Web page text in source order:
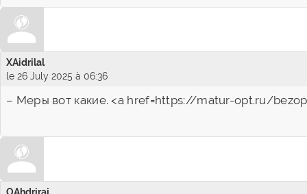
XAidrilal
le 26 July 2025 à 06:36
– Меры вот какие. <a href=https://matur-opt.ru/